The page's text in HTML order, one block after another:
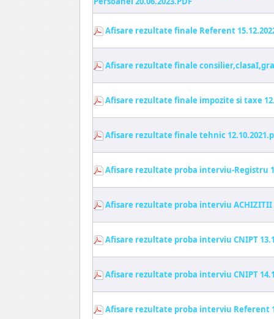
Afisare rezultate finale Referent
Afisare rezultate finale
Afisare rezultate finale impozite si taxe
Afisare rezultate finale tehnic
Afisare rezultate proba interviu-Registru
Afisare rezultate proba interviu ACHIZITII
Afisare rezultate proba interviu CNIPT
Afisare rezultate proba interviu CNIPT
Afisare rezultate proba interviu Referent